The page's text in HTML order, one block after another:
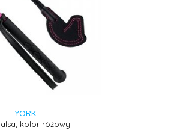
YORK
kolor różowy